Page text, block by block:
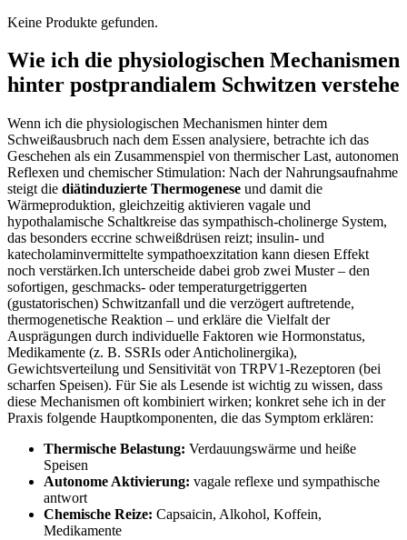
Keine Produkte gefunden.
Wie ich die physiologischen ⁢Mechanismen
hinter postprandialem Schwitzen verstehe
Wenn ich die physiologischen Mechanismen⁤ hinter dem
⁤Schweißausbruch nach dem​ Essen analysiere, ⁤betrachte ich das
Geschehen als ein Zusammenspiel von thermischer Last, ⁣autonomen⁤
Reflexen ‌und chemischer Stimulation: Nach der Nahrungsaufnahme
steigt die diätinduzierte Thermogenese und damit die
Wärmeproduktion, gleichzeitig aktivieren vagale und
hypothalamische ​Schaltkreise das sympathisch-cholinerge System,‍
das besonders eccrine schweißdrüsen reizt; insulin- und
katecholaminvermittelte sympathoexzitation kann diesen Effekt
noch‍ verstärken.Ich ⁢unterscheide dabei ⁤grob zwei Muster – den
sofortigen, geschmacks- oder temperaturgetriggerten
⁣(gustatorischen) Schwitzanfall und die verzögert ⁢auftretende,
thermogenetische Reaktion – und erkläre⁤ die ⁣Vielfalt‌ der‌
Ausprägungen durch‍ individuelle‌ Faktoren wie Hormonstatus,
Medikamente (z. ‍B. SSRIs oder Anticholinergika),
Gewichtsverteilung ​und⁢ Sensitivität von TRPV1-Rezeptoren (bei
⁤scharfen ‍Speisen). Für Sie als ​Lesende‍ ist wichtig zu wissen, dass
diese Mechanismen oft kombiniert ‍wirken; ⁢konkret ⁢sehe ‍ich⁣ in der
Praxis ⁣folgende Hauptkomponenten,‌ die das Symptom erklären:
Thermische ‌Belastung: Verdauungswärme und heiße
Speisen
Autonome Aktivierung: vagale reflexe und sympathische
antwort
Chemische Reize: Capsaicin,⁤ Alkohol, Koffein,
Medikamente